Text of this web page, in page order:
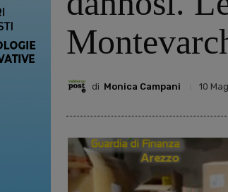
di Monica Campani 10